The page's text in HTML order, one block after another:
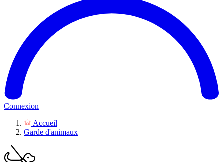
Connexion
Accueil
Garde d'animaux